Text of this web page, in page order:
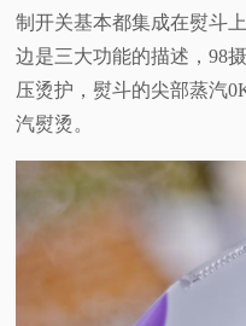
制开关基本都集成在熨斗
边是三大功能的描述，98
压烫护，熨斗的尖部蒸汽
汽熨烫。